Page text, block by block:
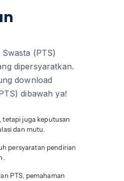
(PTS)
dipersyaratkan.
download
dibawah ya!
tetapi juga keputusan
dan mutu.
persyaratan pendirian
PTS, pemahaman